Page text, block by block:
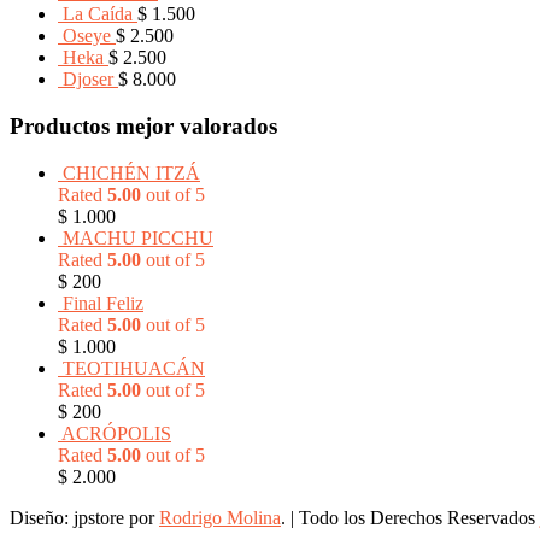
La Caída $ 1.500
Oseye $ 2.500
Heka $ 2.500
Djoser $ 8.000
Productos mejor valorados
CHICHÉN ITZÁ
Rated 5.00 out of 5
$ 1.000
MACHU PICCHU
Rated 5.00 out of 5
$ 200
Final Feliz
Rated 5.00 out of 5
$ 1.000
TEOTIHUACÁN
Rated 5.00 out of 5
$ 200
ACRÓPOLIS
Rated 5.00 out of 5
$ 2.000
Diseño: jpstore porRodrigo Molina. | Todo los Derechos Reservados